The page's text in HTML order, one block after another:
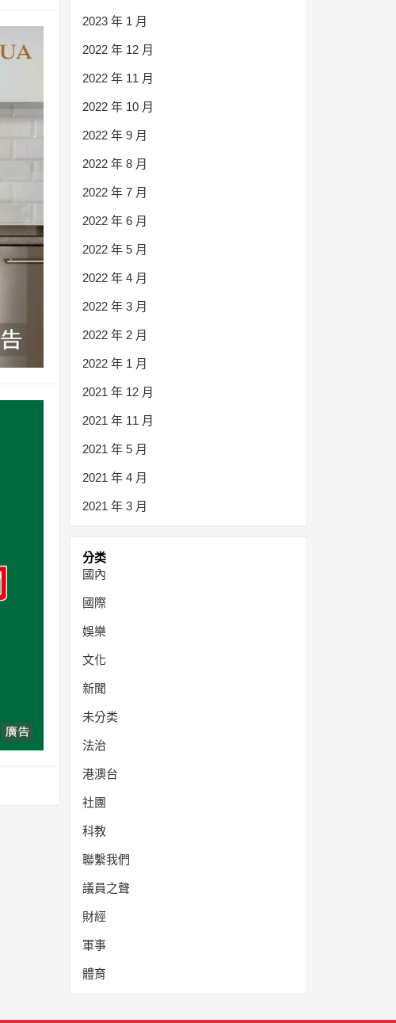
2023 年 1 月
2022 年 12 月
2022 年 11 月
2022 年 10 月
2022 年 9 月
2022 年 8 月
2022 年 7 月
2022 年 6 月
2022 年 5 月
2022 年 4 月
2022 年 3 月
2022 年 2 月
2022 年 1 月
2021 年 12 月
2021 年 11 月
2021 年 5 月
2021 年 4 月
2021 年 3 月
分类
國內
國際
娛樂
文化
新聞
未分类
法治
港澳台
社團
科教
聯繫我們
議員之聲
財經
軍事
體育